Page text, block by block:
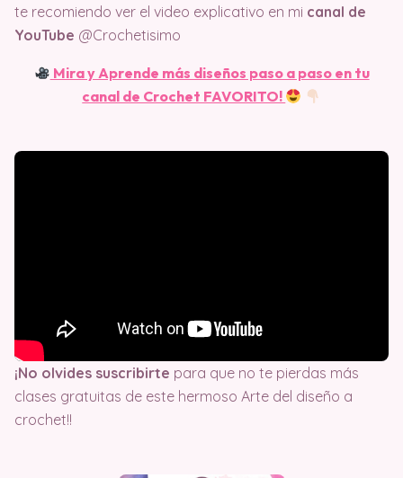
te recomiendo ver el video explicativo en mi canal de
YouTube @Crochetisimo
Mira y Aprende más diseños paso a paso en tu
canal de Crochet FAVORITO!
¡No olvides suscribirte para que no te pierdas más
clases gratuitas de este hermoso Arte del diseño a
crochet!!